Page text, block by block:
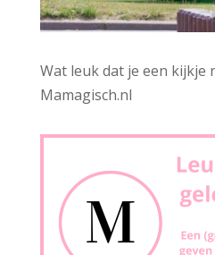
Wat leuk dat je een kijkje
Mamagisch.nl